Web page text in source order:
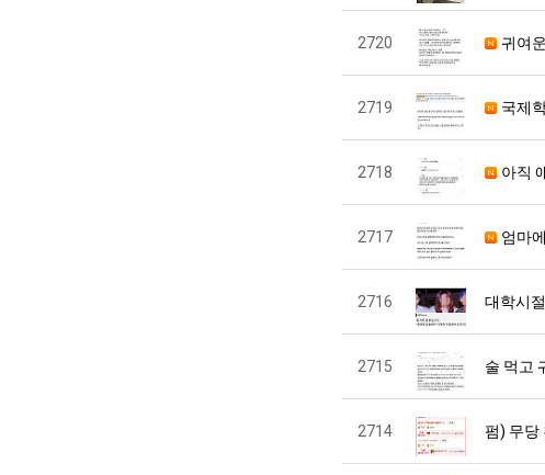
2720 귀여
2719 국제
2718 아직
2717 엄마
2716 대학시
2715 술 먹고
2714 펌) 무당